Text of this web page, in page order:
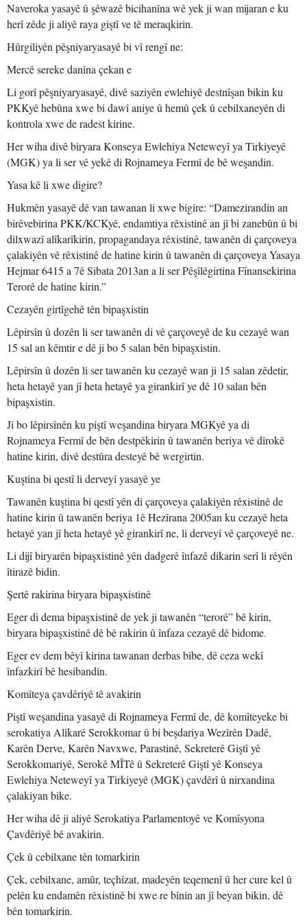
Naveroka yasayê û şêwazê bicihanîna wê yek ji wan mijaran e ku
herî zêde ji aliyê raya giştî ve tê meraqkirin.
Hûrgiliyên pêşniyaryasayê bi vî rengî ne:
Mercê sereke danîna çekan e
Li gorî pêşniyaryasayê, divê saziyên ewlehiyê destnîşan bikin ku
PKKyê hebûna xwe bi dawî aniye û hemû çek û cebilxaneyên di
kontrola xwe de radest kirine.
Her wiha divê biryara Konseya Ewlehiya Neteweyî ya Tirkiyeyê
(MGK) ya li ser vê yekê di Rojnameya Fermî de bê weşandin.
Yasa kê li xwe digire?
Hukmên yasayê dê van tawanan li xwe bigire: “Damezirandin an
birêvebirina PKK/KCKyê, endamtiya rêxistinê an jî bi zanebûn û bi
dilxwazî alîkarîkirin, propagandaya rêxistinê, tawanên di çarçoveya
çalakiyên vê rêxistinê de hatine kirin û tawanên di çarçoveya Yasaya
Hejmar 6415 a 7ê Sibata 2013an a li ser Pêşîlêgirtina Fînansekirina
Terorê de hatine kirin.”
Cezayên girtîgehê tên bipaşxistin
Lêpirsîn û dozên li ser tawanên di vê çarçoveyê de ku cezayê wan
15 sal an kêmtir e dê ji bo 5 salan bên bipaşxistin.
Lêpirsîn û dozên li ser tawanên ku cezayê wan ji 15 salan zêdetir,
heta hetayê yan jî heta hetayê ya girankirî ye dê 10 salan bên
bipaşxistin.
Ji bo lêpirsînên ku piştî weşandina biryara MGKyê ya di
Rojnameya Fermî de bên destpêkirin û tawanên beriya vê dîrokê
hatine kirin, divê destûra desteyê bê wergirtin.
Kuştina bi qestî li derveyî yasayê ye
Tawanên kuştina bi qestî yên di çarçoveya çalakiyên rêxistinê de
hatine kirin û tawanên beriya 1ê Hezîrana 2005an ku cezayê heta
hetayê yan jî heta hetayê yê girankirî ne, li derveyî vê çarçoveyê ne.
Li dijî biryarên bipaşxistinê yên dadgerê înfazê dikarin serî li rêyên
îtirazê bidin.
Şertê rakirina biryara bipaşxistinê
Eger di dema bipaşxistinê de yek ji tawanên “terorê” bê kirin,
biryara bipaşxistinê dê bê rakirin û înfaza cezayê dê bidome.
Eger ev dem bêyî kirina tawanan derbas bibe, dê ceza wekî
înfazkirî bê hesibandin.
Komîteya çavdêriyê tê avakirin
Piştî weşandina yasayê di Rojnameya Fermî de, dê komîteyeke bi
serokatiya Alîkarê Serokkomar û bi beşdariya Wezîrên Dadê,
Karên Derve, Karên Navxwe, Parastinê, Sekreterê Giştî yê
Serokkomariyê, Serokê MÎTê û Sekreterê Giştî yê Konseya
Ewlehiya Neteweyî ya Tirkiyeyê (MGK) çavdêrî û nirxandina
çalakiyan bike.
Her wiha dê ji aliyê Serokatiya Parlamentoyê ve Komîsyona
Çavdêriyê bê avakirin.
Çek û cebilxane tên tomarkirin
Çek, cebilxane, amûr, teçhîzat, madeyên teqemenî û her cure kel û
pelên ku endamên rêxistinê bi xwe re bînin an jî beyan bikin, dê
bên tomarkirin.